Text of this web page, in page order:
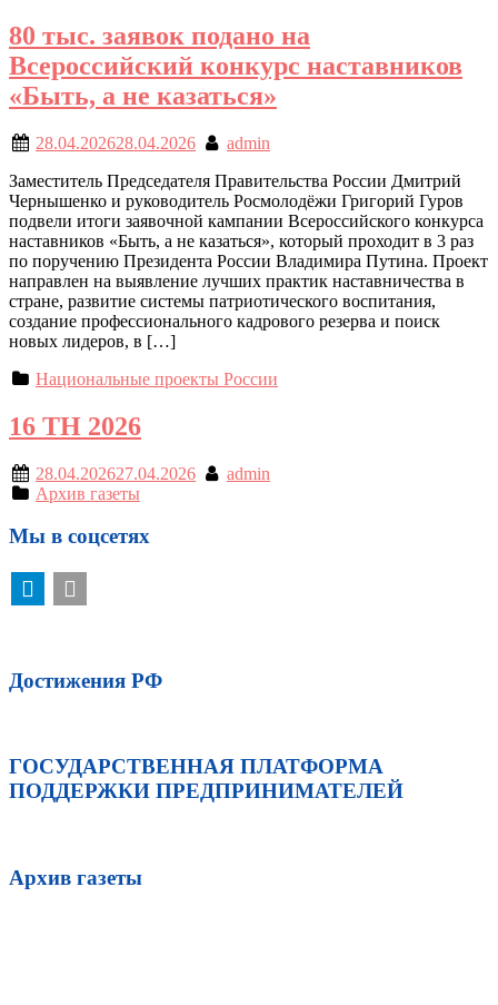
80 тыс. заявок подано на
Всероссийский конкурс наставников
«Быть, а не казаться»
28.04.202628.04.2026
admin
Заместитель Председателя Правительства России Дмитрий
Чернышенко и руководитель Росмолодёжи Григорий Гуров
подвели итоги заявочной кампании Всероссийского конкурса
наставников «Быть, а не казаться», который проходит в 3 раз
по поручению Президента России Владимира Путина. Проект
направлен на выявление лучших практик наставничества в
стране, развитие системы патриотического воспитания,
создание профессионального кадрового резерва и поиск
новых лидеров, в […]
Национальные проекты России
16 ТН 2026
28.04.202627.04.2026
admin
Архив газеты
Мы в соцсетях
Достижения РФ
ГОСУДАРСТВЕННАЯ ПЛАТФОРМА
ПОДДЕРЖКИ ПРЕДПРИНИМАТЕЛЕЙ
Архив газеты